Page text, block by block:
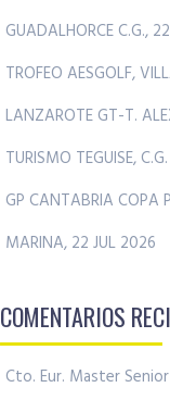
GUADALHORCE C.G.,
TROFEO AESGOLF,
LANZAROTE GT-T.
TURISMO TEGUISE,
GP CANTABRIA COPA
MARINA, 22 JUL 2026
COMENTARIOS
Cto. Eur. Master